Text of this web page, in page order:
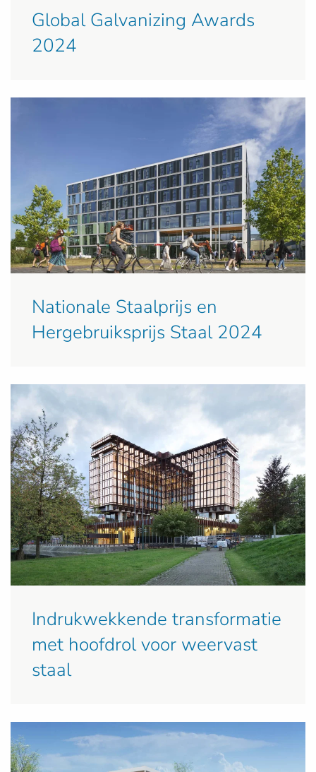
Global Galvanizing Awards
2024
Nationale Staalprijs en
Hergebruiksprijs Staal 2024
Indrukwekkende transformatie
met hoofdrol voor weervast
staal